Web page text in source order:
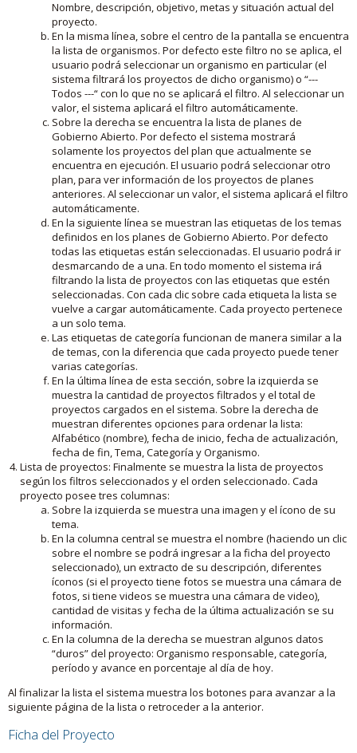
Nombre, descripción, objetivo, metas y situación actual del
proyecto.
En la misma línea, sobre el centro de la pantalla se encuentra
la lista de organismos. Por defecto este filtro no se aplica, el
usuario podrá seleccionar un organismo en particular (el
sistema filtrará los proyectos de dicho organismo) o “---
Todos ---“ con lo que no se aplicará el filtro. Al seleccionar un
valor, el sistema aplicará el filtro automáticamente.
Sobre la derecha se encuentra la lista de planes de
Gobierno Abierto. Por defecto el sistema mostrará
solamente los proyectos del plan que actualmente se
encuentra en ejecución. El usuario podrá seleccionar otro
plan, para ver información de los proyectos de planes
anteriores. Al seleccionar un valor, el sistema aplicará el filtro
automáticamente.
En la siguiente línea se muestran las etiquetas de los temas
definidos en los planes de Gobierno Abierto. Por defecto
todas las etiquetas están seleccionadas. El usuario podrá ir
desmarcando de a una. En todo momento el sistema irá
filtrando la lista de proyectos con las etiquetas que estén
seleccionadas. Con cada clic sobre cada etiqueta la lista se
vuelve a cargar automáticamente. Cada proyecto pertenece
a un solo tema.
Las etiquetas de categoría funcionan de manera similar a la
de temas, con la diferencia que cada proyecto puede tener
varias categorías.
En la última línea de esta sección, sobre la izquierda se
muestra la cantidad de proyectos filtrados y el total de
proyectos cargados en el sistema. Sobre la derecha de
muestran diferentes opciones para ordenar la lista:
Alfabético (nombre), fecha de inicio, fecha de actualización,
fecha de fin, Tema, Categoría y Organismo.
Lista de proyectos: Finalmente se muestra la lista de proyectos
según los filtros seleccionados y el orden seleccionado. Cada
proyecto posee tres columnas:
Sobre la izquierda se muestra una imagen y el ícono de su
tema.
En la columna central se muestra el nombre (haciendo un clic
sobre el nombre se podrá ingresar a la ficha del proyecto
seleccionado), un extracto de su descripción, diferentes
íconos (si el proyecto tiene fotos se muestra una cámara de
fotos, si tiene videos se muestra una cámara de video),
cantidad de visitas y fecha de la última actualización se su
información.
En la columna de la derecha se muestran algunos datos
“duros” del proyecto: Organismo responsable, categoría,
período y avance en porcentaje al día de hoy.
Al finalizar la lista el sistema muestra los botones para avanzar a la
siguiente página de la lista o retroceder a la anterior.
Ficha del Proyecto